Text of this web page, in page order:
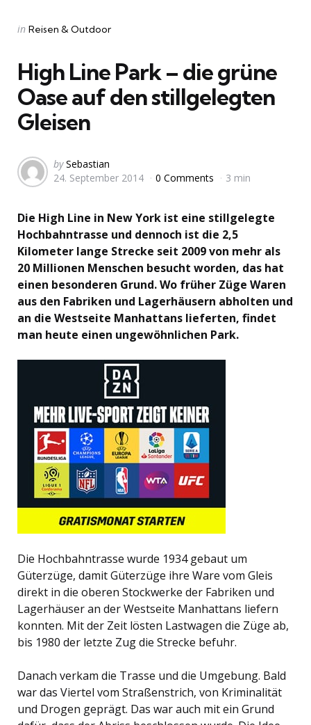
Categories
Posted
in Reisen & Outdoor
High Line Park – die grüne
Oase auf den stillgelegten
Gleisen
Posted
by
by Sebastian
24. September 2014
0 Comments 3 min
Die High Line in New York ist eine stillgelegte
Hochbahntrasse und dennoch ist die 2,5
Kilometer lange Strecke seit 2009 von mehr als
20 Millionen Menschen besucht worden, das hat
einen besonderen Grund. Wo früher Züge Waren
aus den Fabriken und Lagerhäusern abholten und
an die Westseite Manhattans lieferten, findet
man heute einen ungewöhnlichen Park.
Die Hochbahntrasse wurde 1934 gebaut um
Güterzüge, damit Güterzüge ihre Ware vom Gleis
direkt in die oberen Stockwerke der Fabriken und
Lagerhäuser an der Westseite Manhattans liefern
konnten. Mit der Zeit lösten Lastwagen die Züge ab,
bis 1980 der letzte Zug die Strecke befuhr.
Danach verkam die Trasse und die Umgebung. Bald
war das Viertel vom Straßenstrich, von Kriminalität
und Drogen geprägt. Das war auch mit ein Grund